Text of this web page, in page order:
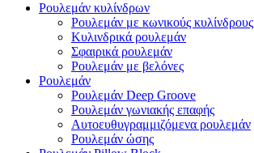
Ρουλεμάν κυλίνδρων
Ρουλεμάν με κωνικούς κυλίνδρους
Κυλινδρικά ρουλεμάν
Σφαιρικά ρουλεμάν
Ρουλεμάν με βελόνες
Ρουλεμάν
Ρουλεμάν Deep Groove
Ρουλεμάν γωνιακής επαφής
Αυτοευθυγραμμιζόμενα ρουλεμάν
Ρουλεμάν ώσης